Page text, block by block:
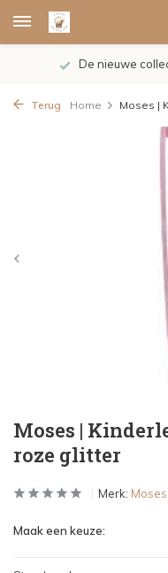
De nieuwe
Terug Home Moses |
Moses |
roze glitter
Merk: Moses
Maak een keuze: